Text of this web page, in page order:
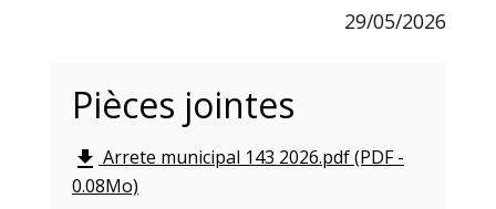
29/05/2026
Pièces jointes
file_download Arrete municipal 143 2026.pdf (PDF -
0.08Mo)